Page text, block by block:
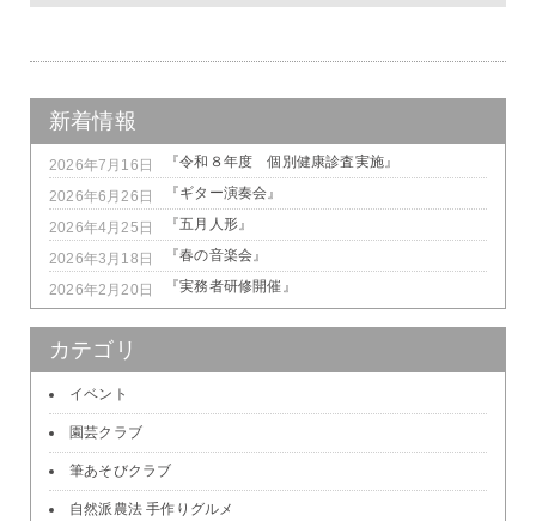
新着情報
2026年7月16日 『令和８年度 個別健康診査実施』
2026年6月26日 『ギター演奏会』
2026年4月25日 『五月人形』
2026年3月18日 『春の音楽会』
2026年2月20日 『実務者研修開催』
カテゴリ
イベント
園芸クラブ
筆あそびクラブ
自然派農法 手作りグルメ